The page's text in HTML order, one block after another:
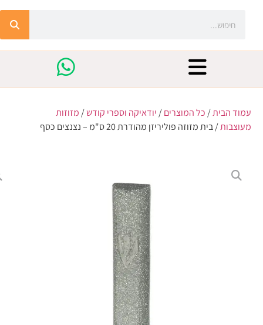
עמוד הבית/ כל המוצרים/ יודאיקה וספרי קודש/ מזוזות
מעוצבות/ בית מזוזה פוליריזן מהודרת 20 ס"מ – נצנצים כסף